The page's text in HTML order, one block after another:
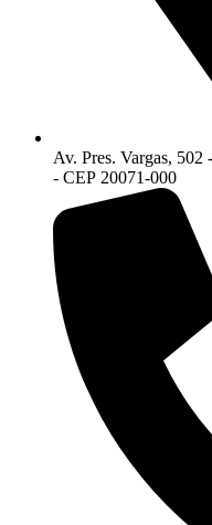
Av. Pres. Vargas, 502
- CEP 20071-000